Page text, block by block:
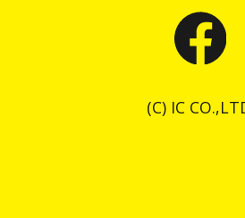
(C) IC